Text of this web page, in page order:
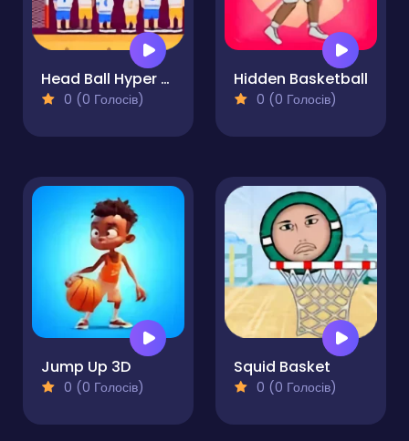
Head Ball Hyper Casual Game
0 (0 Голосів)
Hidden Basketball
0 (0 Голосів)
Jump Up 3D
0 (0 Голосів)
Squid Basket
0 (0 Голосів)